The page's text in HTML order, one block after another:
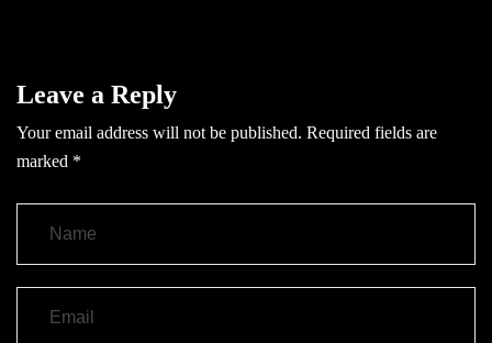
Leave a Reply
Your email address will not be published. Required fields are
marked *